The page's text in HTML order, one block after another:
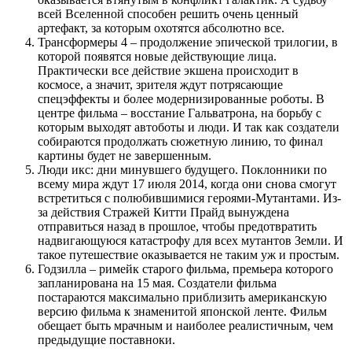
всей Вселенной способен решить очень ценный
артефакт, за которым охотятся абсолютно все.
Трансформеры 4 – продолжение эпической трилогии, в
которой появятся новые действующие лица.
Практически все действие экшена происходит в
космосе, а значит, зрителя ждут потрясающие
спецэффекты и более модернизированные роботы. В
центре фильма – восстание Гальватрона, на борьбу с
которым выходят автоботы и люди. И так как создатели
собираются продолжать сюжетную линию, то финал
картины будет не завершенным.
Люди икс: дни минувшего будущего. Поклонники по
всему мира ждут 17 июля 2014, когда они снова смогут
встретиться с полюбившимися героями-Мутантами. Из-
за действия Стражей Китти Прайд вынуждена
отправиться назад в прошлое, чтобы предотвратить
надвигающуюся катастрофу для всех мутантов Земли. И
такое путешествие оказывается не таким уж и простым.
Годзилла – римейк старого фильма, премьера которого
запланирована на 15 мая. Создатели фильма
постараются максимально приблизить американскую
версию фильма к знаменитой японской ленте. Фильм
обещает быть мрачным и наиболее реалистичным, чем
предыдущие поставноки.